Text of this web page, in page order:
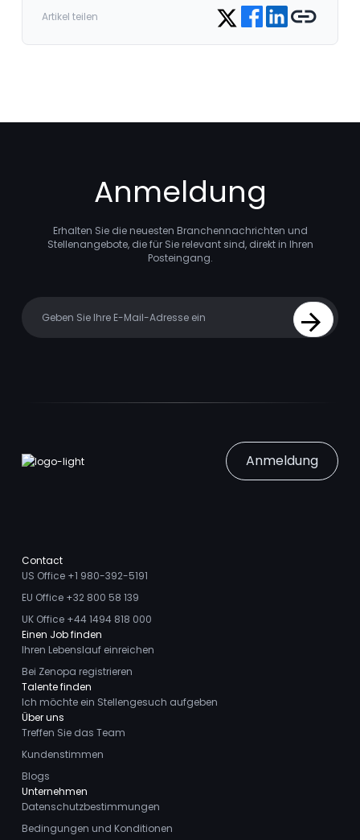
Artikel teilen Share on Twitter
Share on Facebook
Share on LinkedIn
Copy link
Anmeldung
Erhalten Sie die neuesten Branchennachrichten und
Stellenangebote, die für Sie relevant sind, direkt in Ihren
Posteingang.
Sign Up
Anmeldung
Contact
US Office +1 980-392-5191
EU Office +32 800 58 139
UK Office +44 1494 818 000
Einen Job finden
Ihren Lebenslauf einreichen
Bei Zenopa registrieren
Talente finden
Ich möchte ein Stellengesuch aufgeben
Über uns
Treffen Sie das Team
Kundenstimmen
Blogs
Unternehmen
Datenschutzbestimmungen
Bedingungen und Konditionen